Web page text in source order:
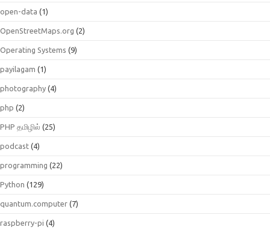
open-data (1)
OpenStreetMaps.org (2)
Operating Systems (9)
payilagam (1)
photography (4)
php (2)
PHP தமிழில் (25)
podcast (4)
programming (22)
Python (129)
quantum.computer (7)
raspberry-pi (4)